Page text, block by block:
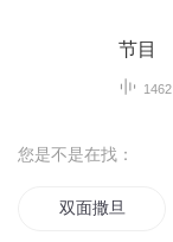
节目
1462
您是不是在找：
双面撒旦